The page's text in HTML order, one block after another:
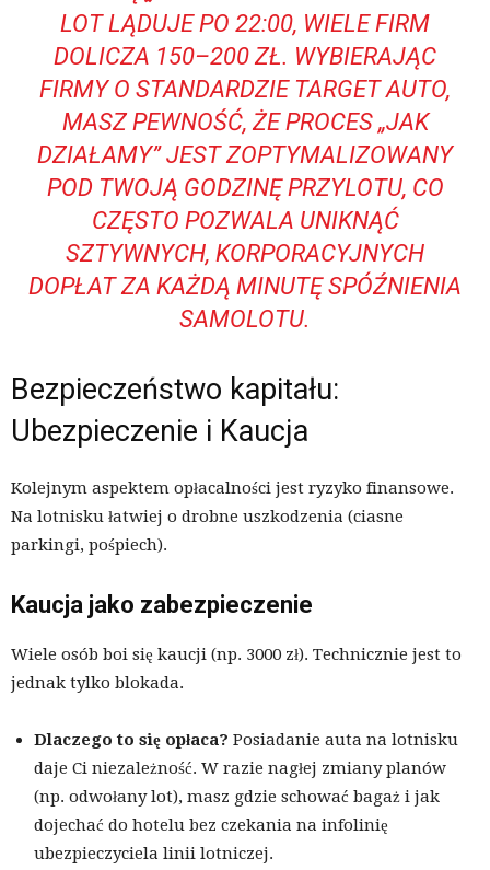
LOT LĄDUJE PO 22:00, WIELE FIRM
DOLICZA 150–200 ZŁ. WYBIERAJĄC
FIRMY O STANDARDZIE TARGET AUTO,
MASZ PEWNOŚĆ, ŻE PROCES „JAK
DZIAŁAMY” JEST ZOPTYMALIZOWANY
POD TWOJĄ GODZINĘ PRZYLOTU, CO
CZĘSTO POZWALA UNIKNĄĆ
SZTYWNYCH, KORPORACYJNYCH
DOPŁAT ZA KAŻDĄ MINUTĘ SPÓŹNIENIA
SAMOLOTU.
Bezpieczeństwo kapitału:
Ubezpieczenie i Kaucja
Kolejnym aspektem opłacalności jest ryzyko finansowe.
Na lotnisku łatwiej o drobne uszkodzenia (ciasne
parkingi, pośpiech).
Kaucja jako zabezpieczenie
Wiele osób boi się kaucji (np. 3000 zł). Technicznie jest to
jednak tylko blokada.
Dlaczego to się opłaca? Posiadanie auta na lotnisku
daje Ci niezależność. W razie nagłej zmiany planów
(np. odwołany lot), masz gdzie schować bagaż i jak
dojechać do hotelu bez czekania na infolinię
ubezpieczyciela linii lotniczej.